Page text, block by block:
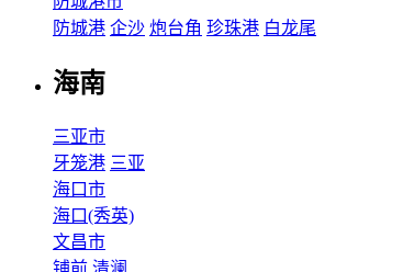
防城港 企沙 炮台角 珍珠港 白龙尾
海南
三亚市
牙笼港 三亚
海口市
海口(秀英)
文昌市
铺前 清澜